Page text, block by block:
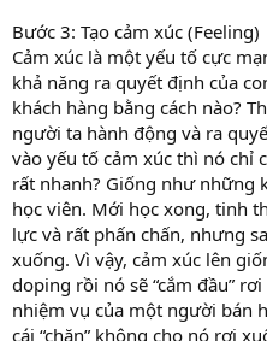
Bước 3: Tạo cảm xúc (Feeling)
Cảm xúc là một yếu tố cực
khả năng ra quyết định của
khách hàng bằng cách nào?
người ta hành động và ra
vào yếu tố cảm xúc thì nó chỉ
rất nhanh? Giống như những
học viên. Mới học xong, tinh
lực và rất phấn chấn, nhưng
xuống. Vì vậy, cảm xúc lên
doping rồi nó sẽ “cắm đầu”
nhiệm vụ của một người bán
cái “chặn” không cho nó rơi